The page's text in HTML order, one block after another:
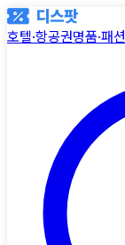
호텔·항공권명품·패션